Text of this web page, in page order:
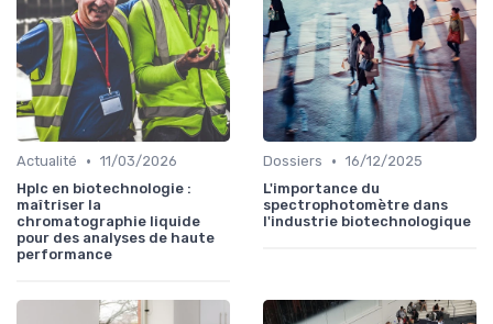
Actualité • 11/03/2026
Hplc en biotechnologie :
maîtriser la
chromatographie liquide
pour des analyses de haute
performance
Dossiers • 16/12/2025
L'importance du
spectrophotomètre dans
l'industrie biotechnologique